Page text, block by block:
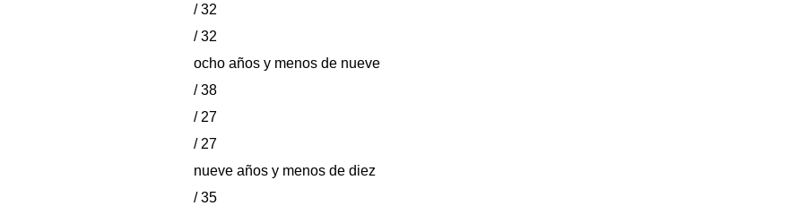
/ 32
/ 32
ocho años y menos de nueve
/ 38
/ 27
/ 27
nueve años y menos de diez
/ 35